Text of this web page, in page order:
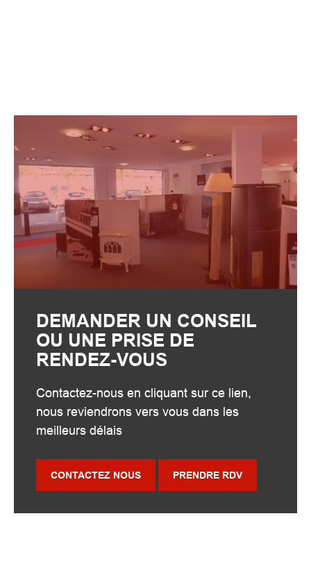
DEMANDER UN CONSEIL
OU UNE PRISE DE
RENDEZ-VOUS
Contactez-nous en cliquant sur ce lien,
nous reviendrons vers vous dans les
meilleurs délais
CONTACTEZ NOUS PRENDRE RDV